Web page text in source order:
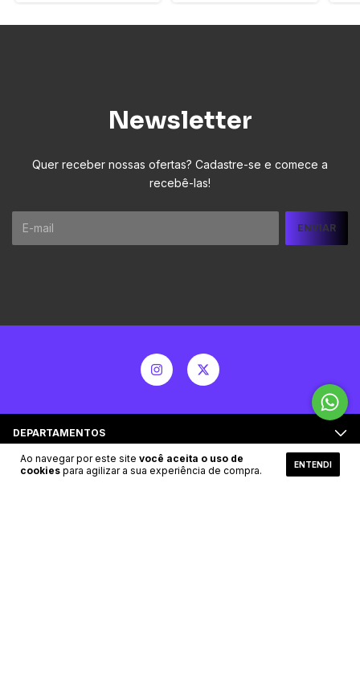
Ao navegar por este site você aceita o uso de
cookies para agilizar a sua experiência de compra. ENTENDI
Newsletter
Quer receber nossas ofertas? Cadastre-se e comece a
recebê-las!
DEPARTAMENTOS
ENTRE EM CONTATO